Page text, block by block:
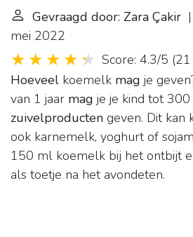
Gevraagd door: Zara Çakir
mei 2022
Score: 4.3/5 (
Hoeveel koemelk mag je
van 1 jaar mag je je kind tot
zuivelproducten geven. Dit kan
ook karnemelk, yoghurt of
150 ml koemelk bij het ontbijt
als toetje na het avondeten.